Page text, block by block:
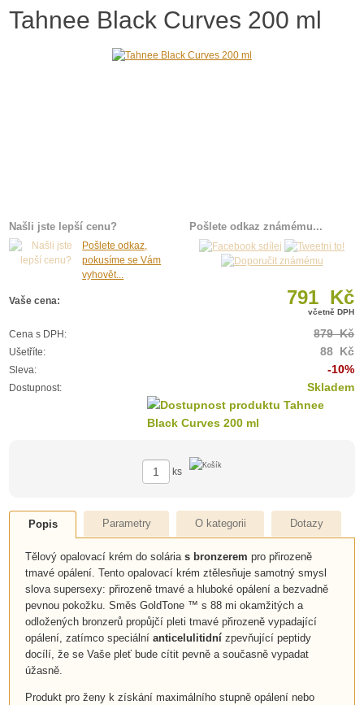
Tahnee Black Curves 200 ml
Našli jste lepší cenu?
Pošlete odkaz,
pokusíme se Vám
vyhovět...
Pošlete odkaz známému...
Vaše cena: 791 Kč
včetně DPH
Cena s DPH: 879 Kč
Ušetříte: 88 Kč
Sleva: -10%
Dostupnost: Skladem
ks
Popis Parametry O kategorii Dotazy
Tělový opalovací krém do solária s bronzerem pro přirozeně
tmavé opálení. Tento opalovací krém ztělesňuje samotný smysl
slova supersexy: přirozeně tmavé a hluboké opálení a bezvadně
pevnou pokožku. Směs GoldTone ™ s 88 mi okamžitých a
odložených bronzerů propůjčí pleti tmavé přirozeně vypadající
opálení, zatímco speciální anticelulitidnízpevňující peptidy
docílí, že se Vaše pleť bude cítit pevně a současně vypadat
úžasně.
Produkt pro ženy k získání maximálního stupně opálení nebo